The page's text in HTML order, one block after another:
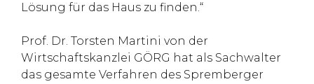
Lösung für das Haus zu finden.“
Prof. Dr. Torsten Martini von der
Wirtschaftskanzlei GÖRG hat als Sachwalter
das gesamte Verfahren des Spremberger